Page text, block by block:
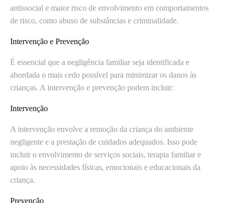
antissocial e maior risco de envolvimento em comportamentos
de risco, como abuso de substâncias e criminalidade.
Intervenção e Prevenção
É essencial que a negligência familiar seja identificada e
abordada o mais cedo possível para minimizar os danos às
crianças. A intervenção e prevenção podem incluir:
Intervenção
A intervenção envolve a remoção da criança do ambiente
negligente e a prestação de cuidados adequados. Isso pode
incluir o envolvimento de serviços sociais, terapia familiar e
apoio às necessidades físicas, emocionais e educacionais da
criança.
Prevenção